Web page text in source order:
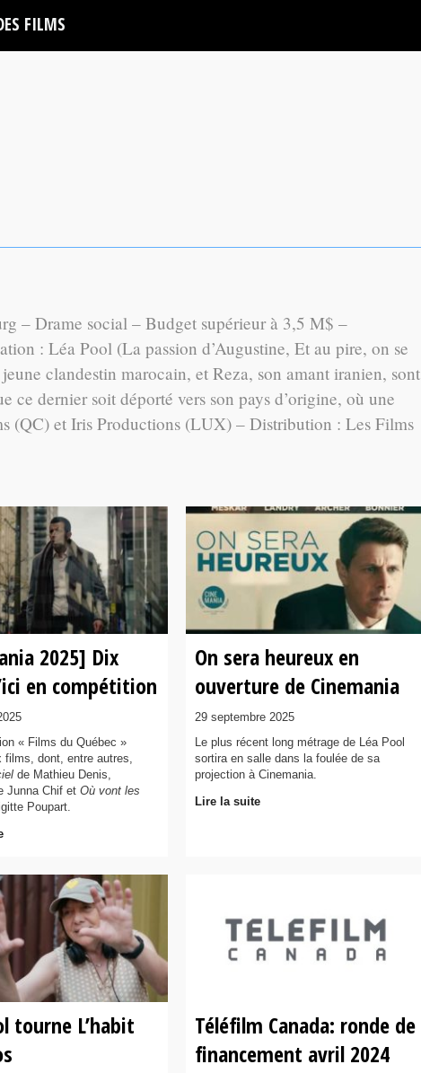
FILMS
– Drame social – Budget supérieur à 3,5 M$ –
: Léa Pool (La passion d’Augustine, Et au pire, on se
clandestin marocain, et Reza, son amant iranien, sont
ce dernier soit déporté vers son pays d’origine, où une
(QC) et Iris Productions (LUX) – Distribution : Les Films
2025] Dix
en compétition
« Films du Québec »
films, dont, entre autres,
de Mathieu Denis,
Junna Chif et Où vont les
Poupart.
On sera heureux en
ouverture de Cinemania
29 septembre 2025
Le plus récent long métrage de Léa Pool
sortira en salle dans la foulée de sa
projection à Cinemania.
Lire la suite
tourne L’habit
Téléfilm Canada: ronde de
financement avril 2024